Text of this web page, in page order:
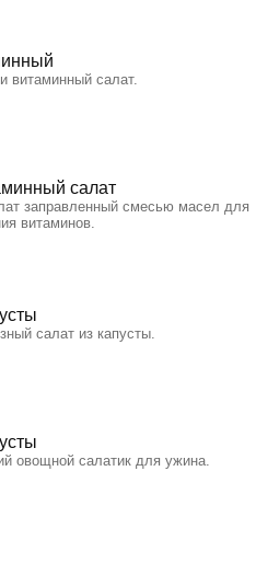
витаминный салат.
салат
заправленный смесью масел для
витаминов.
салат из капусты.
овощной салатик для ужина.